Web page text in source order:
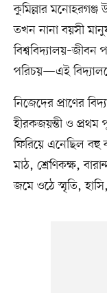
কুমিল্লার মনোহরগঞ্জ
তখন নানা বয়সী
পরিচয়—এই
নিজেদের প্রাণের
হীরকজয়ন্তী ও প্রথম
ফিরিয়ে এনেছিল
মাঠ, শ্রেণিকক্ষ,
জমে ওঠে স্মৃতি,